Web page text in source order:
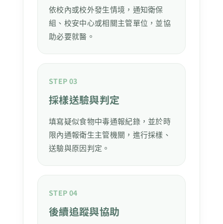
依校內或校外發生情境，通知衛保
組、校安中心或相關主管單位，並協
助必要就醫。
STEP 03
採樣送驗與判定
填寫疑似食物中毒通報紀錄，並於時
限內通報衛生主管機關，進行採樣、
送驗與原因判定。
STEP 04
後續追蹤與協助